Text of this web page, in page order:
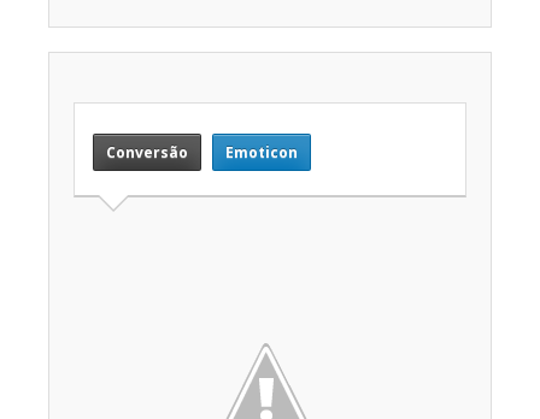
Conversão Emoticon